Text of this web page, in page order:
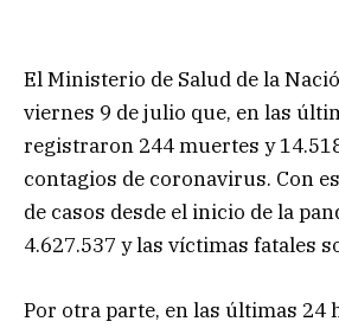
El Ministerio de Salud de la
viernes 9 de julio que, en las
registraron 244 muertes y
contagios de coronavirus. Con
de casos desde el inicio de la
4.627.537 y las víctimas fatales
Por otra parte, en las últimas 24